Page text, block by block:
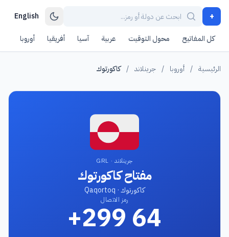
+
English
كل المفاتيح محول التوقيت عربية آسيا أفريقيا أوروبا
الرئيسية / أوروبا / جرينلاند / كاكورتوك
جرينلاند · GRL
مفتاح كاكورتوك
كاكورتوك · Qaqortoq
رمز الاتصال
+299 64